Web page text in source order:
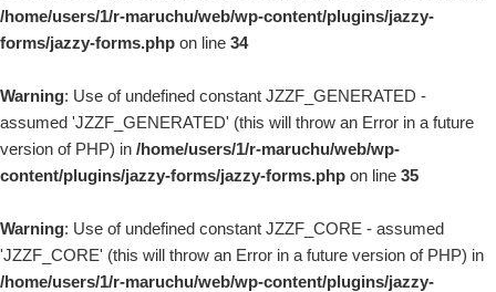
/home/users/1/r-maruchu/web/wp-content/plugins/jazzy-
forms/jazzy-forms.php on line 34
Warning: Use of undefined constant JZZF_GENERATED -
assumed 'JZZF_GENERATED' (this will throw an Error in a future
version of PHP) in /home/users/1/r-maruchu/web/wp-
content/plugins/jazzy-forms/jazzy-forms.php on line 35
Warning: Use of undefined constant JZZF_CORE - assumed
'JZZF_CORE' (this will throw an Error in a future version of PHP) in
/home/users/1/r-maruchu/web/wp-content/plugins/jazzy-